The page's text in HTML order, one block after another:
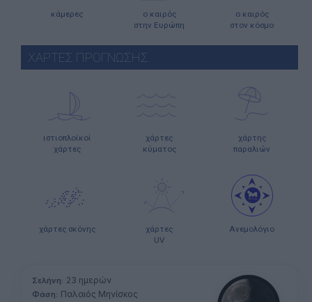
κάμερες
ο καιρός
στην Ευρώπη
ο καιρός
στον κόσμο
ΧΑΡΤΕΣ ΠΡΟΓΝΩΣΗΣ
ιστιοπλοϊκοί
χάρτες
χάρτες
κύματος
χάρτης
παραλιών
χάρτες σκόνης
χάρτες
UV
Ανεμολόγιο
Σελήνη: 23 ημερών
Φάση: Παλαιός Μηνίσκος